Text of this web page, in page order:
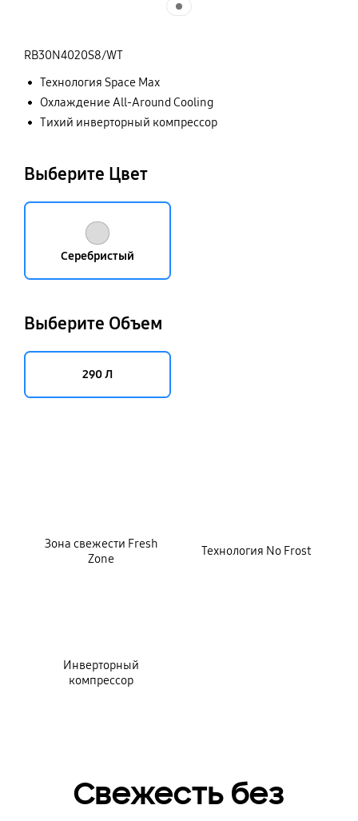
RB30N4020S8/WT
Технология Space Max
Охлаждение All-Around Cooling
Тихий инверторный компрессор
Выберите Цвет
Серебристый
Выберите Объем
290 Л
Зона свежести Fresh
Zone
Технология No Frost
Инверторный
компрессор
Свежесть без